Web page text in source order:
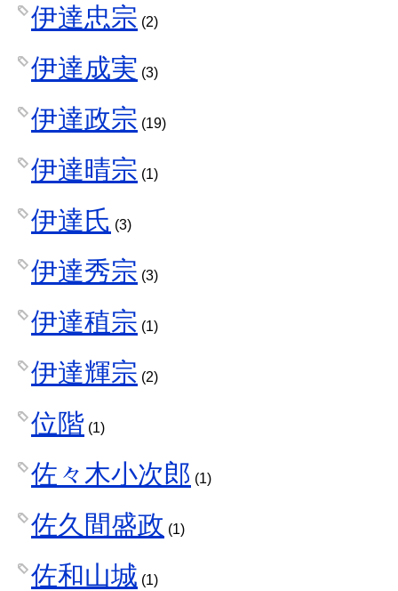
伊達忠宗 (2)
伊達成実 (3)
伊達政宗 (19)
伊達晴宗 (1)
伊達氏 (3)
伊達秀宗 (3)
伊達稙宗 (1)
伊達輝宗 (2)
位階 (1)
佐々木小次郎 (1)
佐久間盛政 (1)
佐和山城 (1)